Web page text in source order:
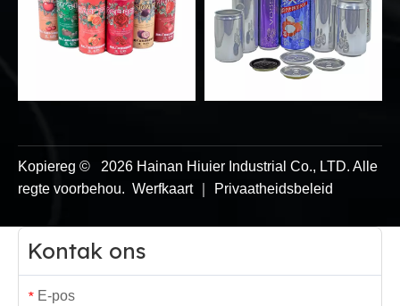
Kopiereg © 2026 Hainan Hiuier Industrial Co., LTD. Alle
regte voorbehou. Werfkaart Privaatheidsbeleid
Kontak ons
* E-pos